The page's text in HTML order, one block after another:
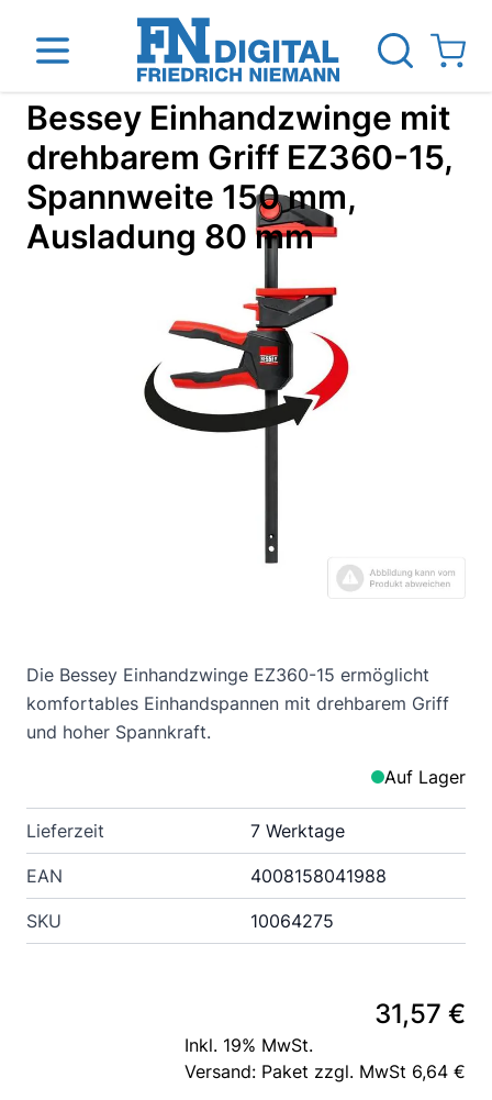
Direkt zum Inhalt
Das Unternehmen Standorte
View
Bessey Einhandzwinge mit
drehbarem Griff EZ360-15,
Spannweite 150 mm,
Ausladung 80 mm
Die Bessey Einhandzwinge EZ360-15 ermöglicht
komfortables Einhandspannen mit drehbarem Griff
und hoher Spannkraft.
Auf Lager
Lieferzeit 7 Werktage
EAN 4008158041988
SKU 10064275
31,57 €
Inkl. 19% MwSt.
Versand: Paket zzgl. MwSt 6,64 €